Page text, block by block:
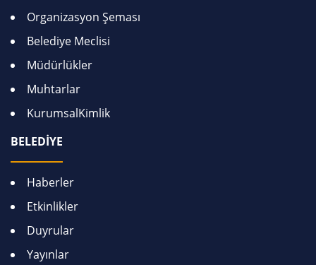
Organizasyon Şeması
Belediye Meclisi
Müdürlükler
Muhtarlar
KurumsalKimlik
BELEDİYE
Haberler
Etkinlikler
Duyrular
Yayınlar